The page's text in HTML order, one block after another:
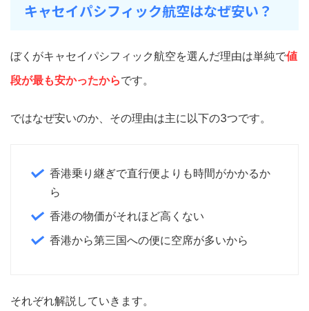
キャセイパシフィック航空はなぜ安い？
ぼくがキャセイパシフィック航空を選んだ理由は単純で値
段が最も安かったからです。
ではなぜ安いのか、その理由は主に以下の3つです。
香港乗り継ぎで直行便よりも時間がかかるか
ら
香港の物価がそれほど高くない
香港から第三国への便に空席が多いから
それぞれ解説していきます。